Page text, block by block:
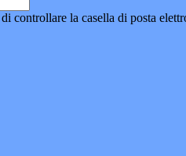
controllare la casella di posta